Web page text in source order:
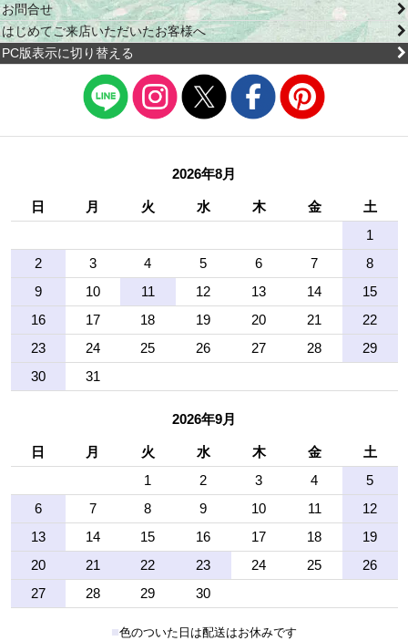
お問合せ
はじめてご来店いただいたお客様へ
PC版表示に切り替える
2026年8月
日 月 火 水 木 金
土
1
2
3 4 5 6 7
8
9
10 11 12 13 14
15
16
17 18 19 20 21
22
23
24 25 26 27 28
29
30
31
2026年9月
日 月 火 水 木 金
土
1
2 3 4
5
6
7 8 9 10 11
12
13
14 15 16 17 18
19
20
21 22 23 24 25
26
27
28 29 30
■色のついた日は配送はお休みです